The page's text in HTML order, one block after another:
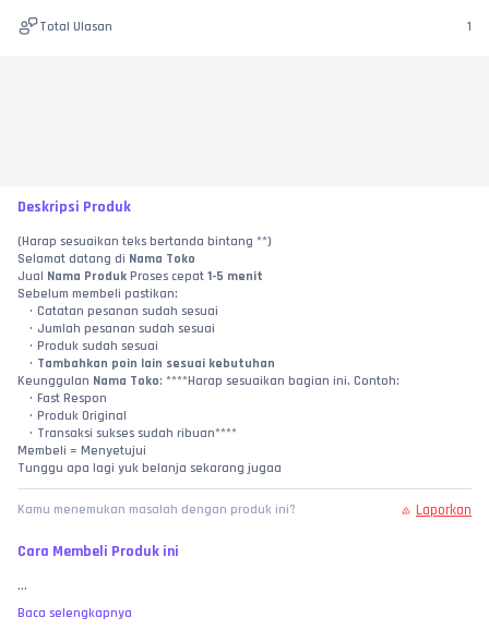
Total Ulasan 1
Deskripsi Produk
(Harap sesuaikan teks bertanda bintang **)
Selamat datang di Nama Toko
Jual Nama Produk Proses cepat 1-5 menit
Sebelum membeli pastikan:
Catatan pesanan sudah sesuai
Jumlah pesanan sudah sesuai
Produk sudah sesuai
Tambahkan poin lain sesuai kebutuhan
Keunggulan Nama Toko: ****Harap sesuaikan bagian ini. Contoh:
Fast Respon
Produk Original
Transaksi sukses sudah ribuan****
Membeli = Menyetujui
Tunggu apa lagi yuk belanja sekarang jugaa
Kamu menemukan masalah dengan produk ini? Laporkan
Cara Membeli Produk ini
...
Baca selengkapnya